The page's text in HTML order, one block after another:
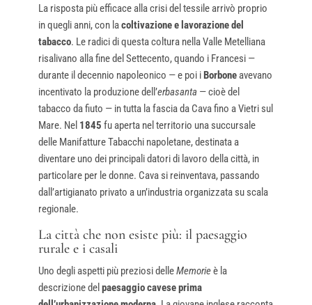
La risposta più efficace alla crisi del tessile arrivò proprio
in quegli anni, con lacoltivazione e lavorazione del
tabacco. Le radici di questa coltura nella Valle Metelliana
risalivano alla fine del Settecento, quando i Francesi —
durante il decennio napoleonico — e poi iBorboneavevano
incentivato la produzione dell’erbasanta — cioè del
tabacco da fiuto — in tutta la fascia da Cava fino a Vietri sul
Mare. Nel 1845 fu aperta nel territorio una succursale
delle Manifatture Tabacchi napoletane, destinata a
diventare uno dei principali datori di lavoro della città, in
particolare per le donne. Cava si reinventava, passando
dall’artigianato privato a un’industria organizzata su scala
regionale.
La città che non esiste più: il paesaggio
rurale e i casali
Uno degli aspetti più preziosi delleMemorieè la
descrizione del paesaggio cavese prima